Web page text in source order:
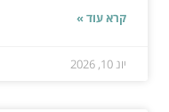
קרא עוד »
יונ 10, 2026